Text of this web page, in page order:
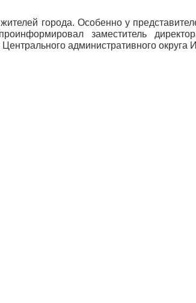
города. Особенно у
заместитель
административного округа